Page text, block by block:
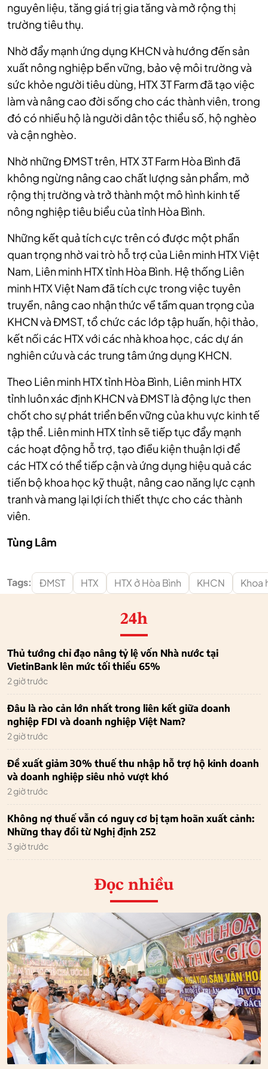
nguyên liệu, tăng giá trị gia tăng và mở rộng thị
trường tiêu thụ.
Nhờ đẩy mạnh ứng dụng KHCN và hướng đến sản
xuất nông nghiệp bền vững, bảo vệ môi trường và
sức khỏe người tiêu dùng, HTX 3T Farm đã tạo việc
làm và nâng cao đời sống cho các thành viên, trong
đó có nhiều hộ là người dân tộc thiểu số, hộ nghèo
và cận nghèo.
Nhờ những ĐMST trên, HTX 3T Farm Hòa Bình đã
không ngừng nâng cao chất lượng sản phẩm, mở
rộng thị trường và trở thành một mô hình kinh tế
nông nghiệp tiêu biểu của tỉnh Hòa Bình.
Những kết quả tích cực trên có được một phần
quan trọng nhờ vai trò hỗ trợ của Liên minh HTX Việt
Nam, Liên minh HTX tỉnh Hòa Bình. Hệ thống Liên
minh HTX Việt Nam đã tích cực trong việc tuyên
truyền, nâng cao nhận thức về tầm quan trọng của
KHCN và ĐMST, tổ chức các lớp tập huấn, hội thảo,
kết nối các HTX với các nhà khoa học, các dự án
nghiên cứu và các trung tâm ứng dụng KHCN.
Theo Liên minh HTX tỉnh Hòa Bình, Liên minh HTX
tỉnh luôn xác định KHCN và ĐMST là động lực then
chốt cho sự phát triển bền vững của khu vực kinh tế
tập thể. Liên minh HTX tỉnh sẽ tiếp tục đẩy mạnh
các hoạt động hỗ trợ, tạo điều kiện thuận lợi để
các HTX có thể tiếp cận và ứng dụng hiệu quả các
tiến bộ khoa học kỹ thuật, nâng cao năng lực cạnh
tranh và mang lại lợi ích thiết thực cho các thành
viên.
Tùng Lâm
Tags: ĐMST HTX HTX ở Hòa Bình KHCN Khoa
24h
Thủ tướng chỉ đạo nâng tỷ lệ vốn Nhà nước tại
VietinBank lên mức tối thiểu 65%
2 giờ trước
Đâu là rào cản lớn nhất trong liên kết giữa doanh
nghiệp FDI và doanh nghiệp Việt Nam?
2 giờ trước
Đề xuất giảm 30% thuế thu nhập hỗ trợ hộ kinh doanh
và doanh nghiệp siêu nhỏ vượt khó
2 giờ trước
Không nợ thuế vẫn có nguy cơ bị tạm hoãn xuất cảnh:
Những thay đổi từ Nghị định 252
3 giờ trước
Đọc nhiều